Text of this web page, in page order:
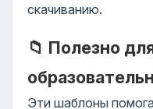
скачиванию.
📁 Полезно
Эти шаблоны